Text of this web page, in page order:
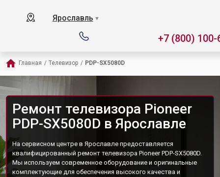
Ярославль ▼
+7 (800) 100-
Главная / Телевизор / PDP-SX5080D
Ремонт телевизора Pioneer
PDP-SX5080D в Ярославле
На сервисном центре в Ярославле предоставляется
квалифицированный ремонт телевизора Pioneer PDP-SX5080D.
Мы используем современное оборудование и оригинальные
комплектующие для обеспечения высокого качества и